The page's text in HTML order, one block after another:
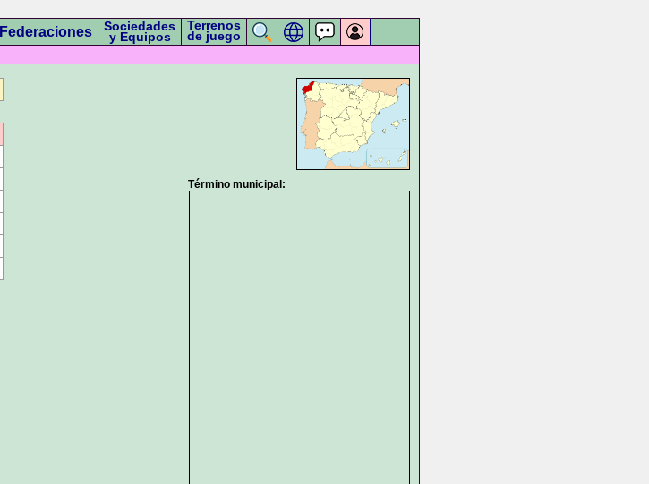
Federaciones Sociedades
y Equipos
Terrenos
de juego
Término municipal: